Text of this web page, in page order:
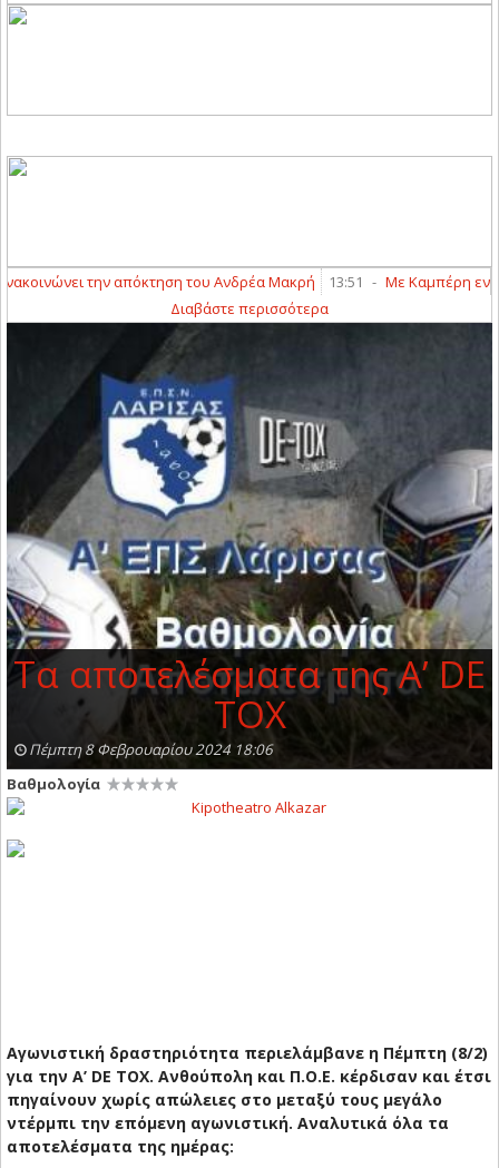
την απόκτηση του Ανδρέα Μακρή 13:51 - Με Καμπέρη
Διαβάστε περισσότερα
Τα αποτελέσματα της Α’ DE
TOX
Πέμπτη 8 Φεβρουαρίου 2024 18:06
Βαθμολογία
Αγωνιστική δραστηριότητα περιελάμβανε η Πέμπτη (8/2)
για την Α’ DE TOX. Ανθούπολη και Π.Ο.Ε. κέρδισαν και έτσι
πηγαίνουν χωρίς απώλειες στο μεταξύ τους μεγάλο
ντέρμπι την επόμενη αγωνιστική. Αναλυτικά όλα τα
αποτελέσματα της ημέρας: